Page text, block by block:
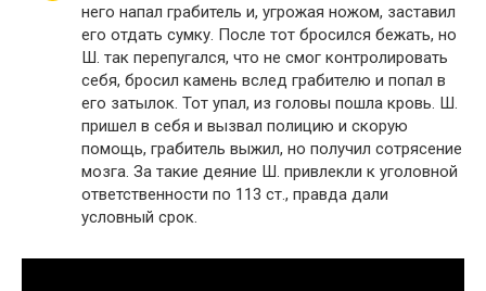
него напал грабитель и, угрожая ножом, заставил
его отдать сумку. После тот бросился бежать, но
Ш. так перепугался, что не смог контролировать
себя, бросил камень вслед грабителю и попал в
его затылок. Тот упал, из головы пошла кровь. Ш.
пришел в себя и вызвал полицию и скорую
помощь, грабитель выжил, но получил сотрясение
мозга. За такие деяние Ш. привлекли к уголовной
ответственности по 113 ст., правда дали
условный срок.